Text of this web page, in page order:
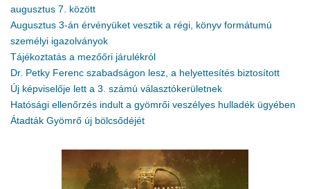
augusztus 7. között
Augusztus 3-án érvényüket vesztik a régi, könyv formátumú
személyi igazolványok
Tájékoztatás a mezőőri járulékról
Dr. Petky Ferenc szabadságon lesz, a helyettesítés biztosított
Új képviselője lett a 3. számú választókerületnek
Hatósági ellenőrzés indult a gyömrői veszélyes hulladék ügyében
Átadták Gyömrő új bölcsődéjét